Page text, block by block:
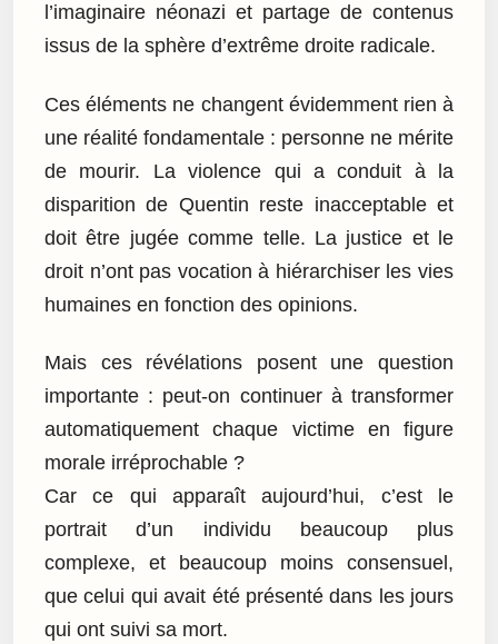
l’imaginaire néonazi et partage de contenus
issus de la sphère d’extrême droite radicale.
Ces éléments ne changent évidemment rien à
une réalité fondamentale : personne ne mérite
de mourir. La violence qui a conduit à la
disparition de Quentin reste inacceptable et
doit être jugée comme telle. La justice et le
droit n’ont pas vocation à hiérarchiser les vies
humaines en fonction des opinions.
Mais ces révélations posent une question
importante : peut-on continuer à transformer
automatiquement chaque victime en figure
morale irréprochable ?
Car ce qui apparaît aujourd’hui, c’est le
portrait d’un individu beaucoup plus
complexe, et beaucoup moins consensuel,
que celui qui avait été présenté dans les jours
qui ont suivi sa mort.